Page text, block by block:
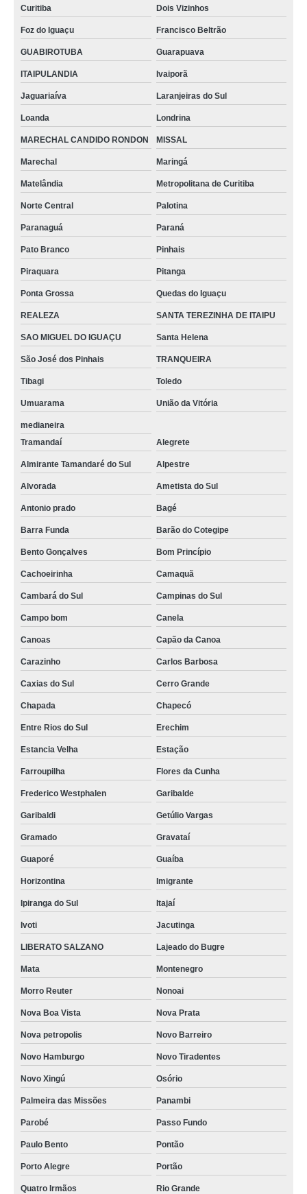
Curitiba Dois Vizinhos
Foz do Iguaçu Francisco Beltrão
GUABIROTUBA Guarapuava
ITAIPULANDIA Ivaiporã
Jaguariaíva Laranjeiras do Sul
Loanda Londrina
MARECHAL CANDIDO RONDON MISSAL
Marechal Maringá
Matelândia Metropolitana de Curitiba
Norte Central Palotina
Paranaguá Paraná
Pato Branco Pinhais
Piraquara Pitanga
Ponta Grossa Quedas do Iguaçu
REALEZA SANTA TEREZINHA DE ITAIPU
SAO MIGUEL DO IGUAÇU Santa Helena
São José dos Pinhais TRANQUEIRA
Tibagi Toledo
Umuarama União da Vitória
medianeira
Tramandaí
Alegrete
Almirante Tamandaré do Sul Alpestre
Alvorada Ametista do Sul
Antonio prado Bagé
Barra Funda Barão do Cotegipe
Bento Gonçalves Bom Princípio
Cachoeirinha Camaquã
Cambará do Sul Campinas do Sul
Campo bom Canela
Canoas Capão da Canoa
Carazinho Carlos Barbosa
Caxias do Sul Cerro Grande
Chapada Chapecó
Entre Rios do Sul Erechim
Estancia Velha Estação
Farroupilha Flores da Cunha
Frederico Westphalen Garibalde
Garibaldi Getúlio Vargas
Gramado Gravataí
Guaporé Guaíba
Horizontina Imigrante
Ipiranga do Sul Itajaí
Ivoti Jacutinga
LIBERATO SALZANO Lajeado do Bugre
Mata Montenegro
Morro Reuter Nonoai
Nova Boa Vista Nova Prata
Nova petropolis Novo Barreiro
Novo Hamburgo Novo Tiradentes
Novo Xingú Osório
Palmeira das Missões Panambi
Parobé Passo Fundo
Paulo Bento Pontão
Porto Alegre Portão
Quatro Irmãos Rio Grande